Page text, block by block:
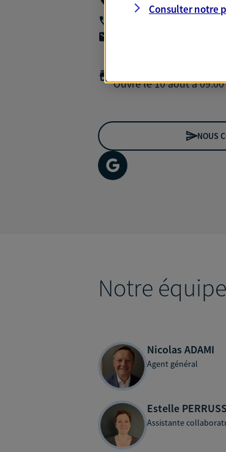
Villefranche Sur Saone
Ouvre le 10 août à 09:00
NOUS
Notre équipe
Nicolas ADAMI
Agent général
Estelle
Assistante
Consulter notre